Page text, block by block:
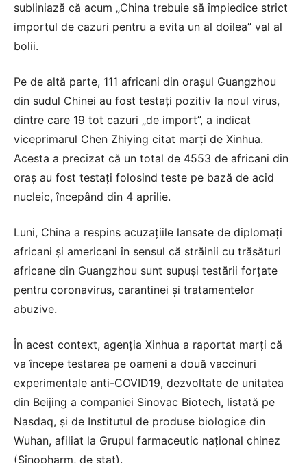
subliniază că acum „China trebuie să împiedice strict
importul de cazuri pentru a evita un al doilea” val al
bolii.
Pe de altă parte, 111 africani din oraşul Guangzhou
din sudul Chinei au fost testaţi pozitiv la noul virus,
dintre care 19 tot cazuri „de import”, a indicat
viceprimarul Chen Zhiying citat marţi de Xinhua.
Acesta a precizat că un total de 4553 de africani din
oraş au fost testaţi folosind teste pe bază de acid
nucleic, începând din 4 aprilie.
Luni, China a respins acuzaţiile lansate de diplomaţi
africani şi americani în sensul că străinii cu trăsături
africane din Guangzhou sunt supuşi testării forţate
pentru coronavirus, carantinei şi tratamentelor
abuzive.
În acest context, agenţia Xinhua a raportat marţi că
va începe testarea pe oameni a două vaccinuri
experimentale anti-COVID19, dezvoltate de unitatea
din Beijing a companiei Sinovac Biotech, listată pe
Nasdaq, şi de Institutul de produse biologice din
Wuhan, afiliat la Grupul farmaceutic naţional chinez
(Sinopharm, de stat).